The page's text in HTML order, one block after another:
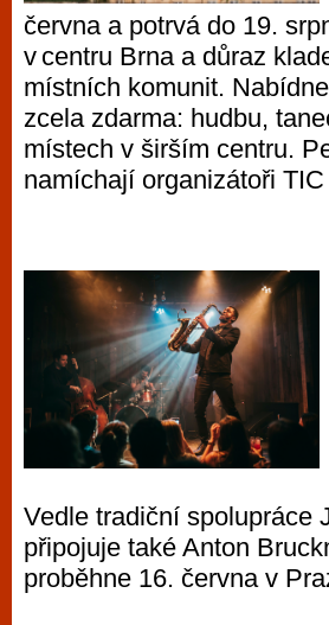
června a potrvá do 19.
v centru Brna a důraz
místních komunit.
zcela zdarma: hudbu,
místech v širším centru.
namíchají organizátoři
Vedle tradiční spolupráce
připojuje také Anton
proběhne 16. června v